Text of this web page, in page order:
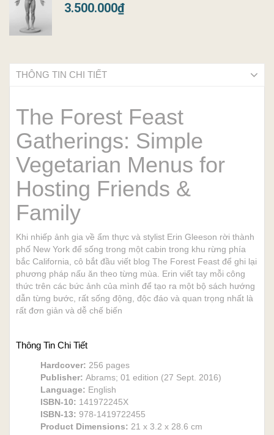
3.500.000₫
THÔNG TIN CHI TIẾT
The Forest Feast
Gatherings: Simple
Vegetarian Menus for
Hosting Friends &
Family
Khi nhiếp ảnh gia về ẩm thực và stylist Erin Gleeson rời thành
phố New York để sống trong một cabin trong khu rừng phía
bắc California, cô bắt đầu viết blog The Forest Feast để ghi lại
phương pháp nấu ăn theo từng mùa. Erin viết tay mỗi công
thức trên các bức ảnh của mình để tạo ra một bộ sách hướng
dẫn từng bước, rất sống động, độc đáo và quan trọng nhất là
rất đơn giản và dễ chế biến
Thông Tin Chi Tiết
Hardcover: 256 pages
Publisher: Abrams; 01 edition (27 Sept. 2016)
Language: English
ISBN-10: 141972245X
ISBN-13: 978-1419722455
Product Dimensions: 21 x 3.2 x 28.6 cm